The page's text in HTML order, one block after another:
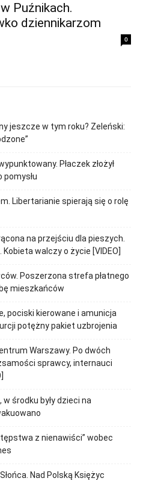
Puźnikach.
dziennikarzom
0
jeszcze w tym roku? Zeleński:
Płaczek złożył
Libertarianie spierają się o rolę
na przejściu dla pieszych.
walczy o życie [VIDEO]
Poszerzona strefa płatnego
mieszkańców
pociski kierowane i amunicja
potężny pakiet uzbrojenia
Warszawy. Po dwóch
sprawcy, internauci
środku były dzieci na
z nienawiści” wobec
Nad Polską Księżyc